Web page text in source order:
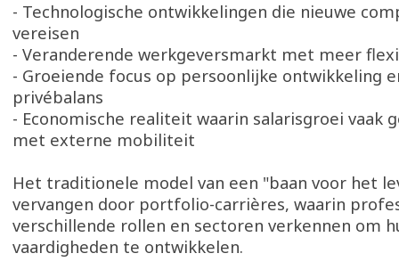
- Technologische ontwikkelingen die nieuwe
vereisen
- Veranderende werkgeversmarkt met meer
- Groeiende focus op persoonlijke ontwikkeling
privébalans
- Economische realiteit waarin salarisgroei vaak
met externe mobiliteit
Het traditionele model van een "baan voor het
vervangen door portfolio-carrières, waarin
verschillende rollen en sectoren verkennen om
vaardigheden te ontwikkelen.